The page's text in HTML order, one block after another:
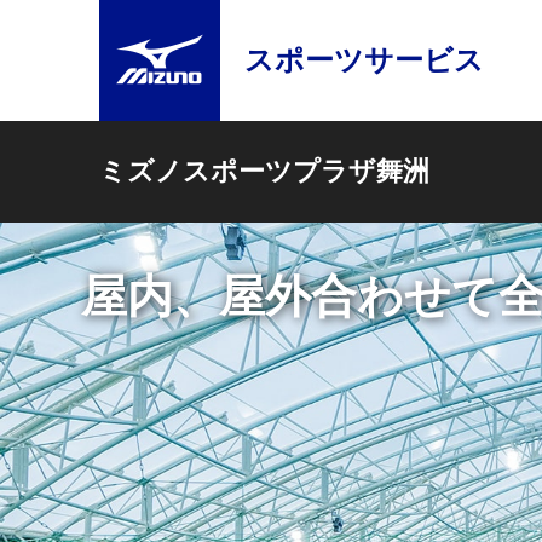
スポーツサービス
ミズノスポーツプラザ舞洲
２面のフットサルコ